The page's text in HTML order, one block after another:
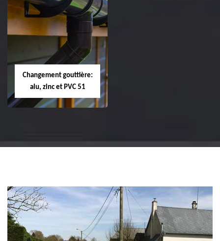
Réparation et
changement de
tuile de rive 51
Changement gouttière:
alu, zinc et PVC 51
et PVC 51